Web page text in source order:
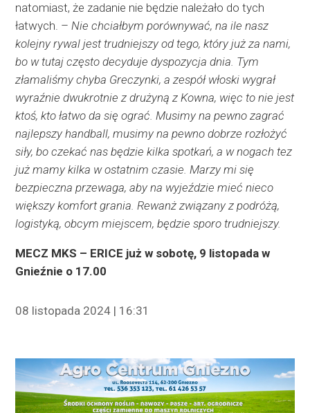
natomiast, że zadanie nie będzie należało do tych
łatwych. –Nie chciałbym porównywać, na ile nasz
kolejny rywal jest trudniejszy od tego, który już za nami,
bo w tutaj często decyduje dyspozycja dnia. Tym
złamaliśmy chyba Greczynki, a zespół włoski wygrał
wyraźnie dwukrotnie z drużyną z Kowna, więc to nie jest
ktoś, kto łatwo da się ograć. Musimy na pewno zagrać
najlepszy handball, musimy na pewno dobrze rozłożyć
siły, bo czekać nas będzie kilka spotkań, a w nogach tez
już mamy kilka w ostatnim czasie. Marzy mi się
bezpieczna przewaga, aby na wyjeździe mieć nieco
większy komfort grania. Rewanż związany z podróżą,
logistyką, obcym miejscem, będzie sporo trudniejszy.
MECZ MKS – ERICE już w sobotę, 9 listopada w
Gnieźnie o 17.00
08 listopada 2024 | 16:31